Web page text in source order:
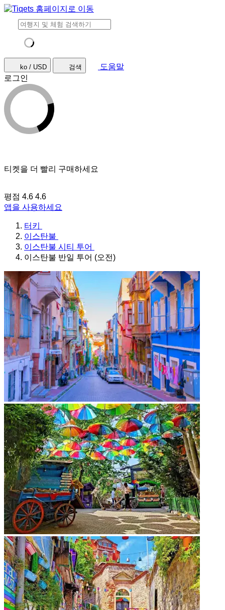
ko / USD 검색
도움말
로그인
티켓을 더 빨리 구매하세요
평점 4.6 4.6
앱을 사용하세요
터키
이스탄불
이스탄불 시티 투어
이스탄불 반일 투어 (오전)